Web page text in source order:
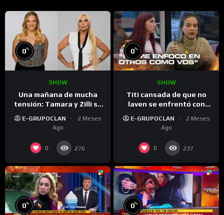
0%
SHOW
Una mañana de mucha
tensión: Tamara y Zilli se
dijeron de todo – Gran
Hermano 2026
E-GRUPOCLAN
2 Meses
Ago
0 276
0%
SHOW
Titi cansada de que no
laven se enfrentó con
Cinzia – Gran Hermano
E-GRUPOCLAN
2 Meses
Ago
0 237
0% 0%